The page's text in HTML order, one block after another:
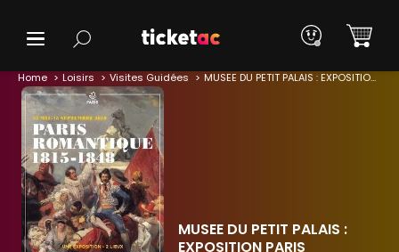
Home Loisirs Visites Guidées MUSEE DU PETIT PALAIS : EXPOSITION PARIS ROMANTIQUE, 1818-1848
MUSEE DU PETIT PALAIS :
EXPOSITION PARIS